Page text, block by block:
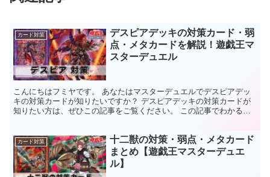
カード対策
デスピアデッキの対策カード・弱
点・メタカードを解説！遊戯王マ
スターデュエル
こんにちはフミヤです。 あなたはマスターデュエルでデスピアデッ
キの対策カードが知りたいですか？ デスピアデッキの対策カードが
知りたい方は、ぜひこの記事をご覧ください。 この記事でわかるこ
カード対策
十二獣の対策・弱点・メタカード
まとめ【遊戯王マスターデュエ
ル】